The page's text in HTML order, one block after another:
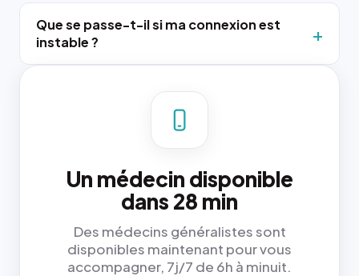
Que se passe-t-il si ma connexion est
instable ?
Un médecin disponible
dans 28 min
Des médecins généralistes sont
disponibles maintenant pour vous
accompagner, 7j/7 de 6h à minuit.